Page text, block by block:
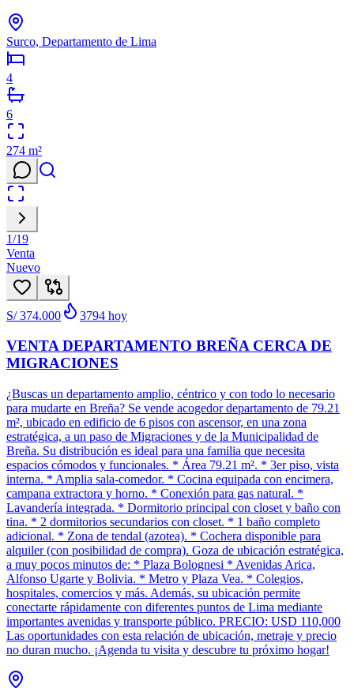
Surco, Departamento de Lima
4
6
274 m²
1/19
Venta
Nuevo
S/ 374.000 3794 hoy
VENTA DEPARTAMENTO BREÑA CERCA DE
MIGRACIONES
¿Buscas un departamento amplio, céntrico y con todo lo necesario
para mudarte en Breña? Se vende acogedor departamento de 79.21
m², ubicado en edificio de 6 pisos con ascensor, en una zona
estratégica, a un paso de Migraciones y de la Municipalidad de
Breña. Su distribución es ideal para una familia que necesita
espacios cómodos y funcionales. * Área 79.21 m². * 3er piso, vista
interna. * Amplia sala-comedor. * Cocina equipada con encimera,
campana extractora y horno. * Conexión para gas natural. *
Lavandería integrada. * Dormitorio principal con closet y baño con
tina. * 2 dormitorios secundarios con closet. * 1 baño completo
adicional. * Zona de tendal (azotea). * Cochera disponible para
alquiler (con posibilidad de compra). Goza de ubicación estratégica,
a muy pocos minutos de: * Plaza Bolognesi * Avenidas Arica,
Alfonso Ugarte y Bolivia. * Metro y Plaza Vea. * Colegios,
hospitales, comercios y más. Además, su ubicación permite
conectarte rápidamente con diferentes puntos de Lima mediante
importantes avenidas y transporte público. PRECIO: USD 110,000
Las oportunidades con esta relación de ubicación, metraje y precio
no duran mucho. ¡Agenda tu visita y descubre tu próximo hogar!